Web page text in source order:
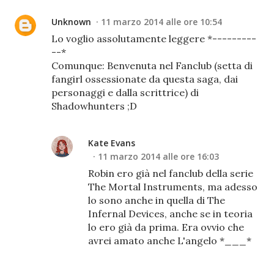
Unknown 11 marzo 2014 alle ore 10:54
Lo voglio assolutamente leggere *---------
--*
Comunque: Benvenuta nel Fanclub (setta di
fangirl ossessionate da questa saga, dai
personaggi e dalla scrittrice) di
Shadowhunters ;D
Kate Evans
11 marzo 2014 alle ore 16:03
Robin ero già nel fanclub della serie
The Mortal Instruments, ma adesso
lo sono anche in quella di The
Infernal Devices, anche se in teoria
lo ero già da prima. Era ovvio che
avrei amato anche L'angelo *___*